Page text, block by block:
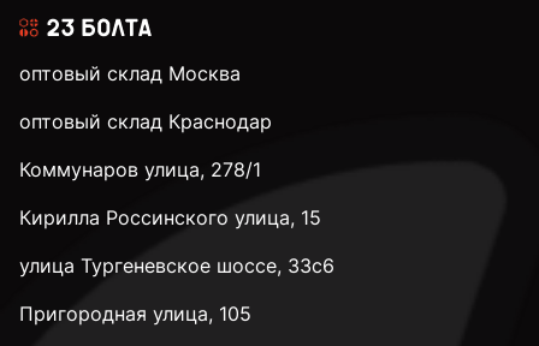
оптовый склад Москва
оптовый склад Краснодар
Коммунаров улица, 278/1
Кирилла Россинского улица, 15
улица Тургеневское шоссе, 33с6
Пригородная улица, 105